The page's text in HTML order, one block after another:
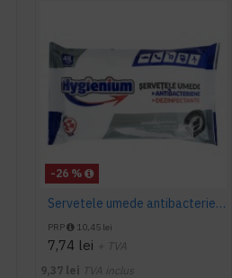
-26 %
Servetele umede antibacteriene dezinfectante Hygienium, 48buc/pachet
PRP 10,45 lei
7,74 lei + TVA
9,37 lei TVA inclus